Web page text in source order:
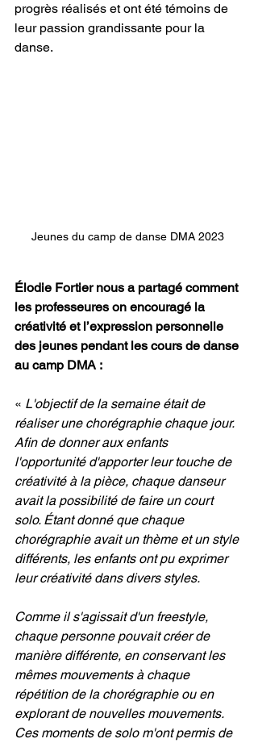
progrès réalisés et ont été témoins de
leur passion grandissante pour la
danse.
Jeunes du camp de danse DMA 2023
Élodie Fortier nous a partagé comment
les professeures on encouragé la
créativité et l’expression personnelle
des jeunes pendant les cours de danse
au camp DMA :
« L'objectif de la semaine était de
réaliser une chorégraphie chaque jour.
Afin de donner aux enfants
l'opportunité d'apporter leur touche de
créativité à la pièce, chaque danseur
avait la possibilité de faire un court
solo. Étant donné que chaque
chorégraphie avait un thème et un style
différents, les enfants ont pu exprimer
leur créativité dans divers styles.
Comme il s'agissait d'un freestyle,
chaque personne pouvait créer de
manière différente, en conservant les
mêmes mouvements à chaque
répétition de la chorégraphie ou en
explorant de nouvelles mouvements.
Ces moments de solo m'ont permis de